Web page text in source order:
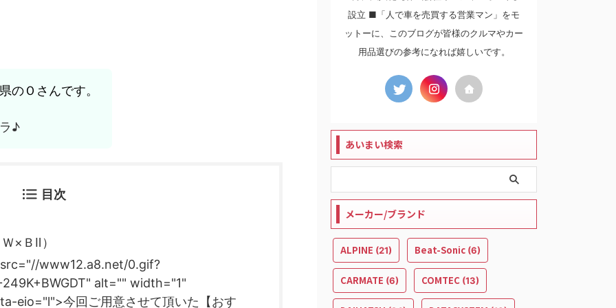
のＯさんです。
♪
目次
×ＢⅡ）
www12.a8.net/0.gif?
alt="" width="1"
eio="l">今回ご用意させて頂いた【おす
設立 ■「人で車を売買する営業マン」をモ
ットーに、このブログが皆様のクルマやカー
用品選びの参考になれば嬉しいです。
あいまい検索
メーカー/ブランド
ALPINE (21) Beat-Sonic (6)
CARMATE (6) COMTEC (13)